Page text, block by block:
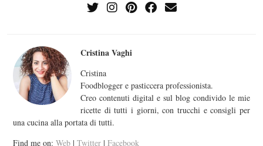
Cristina Vaghi
Cristina
Foodblogger e pasticcera professionista.
Creo contenuti digital e sul blog condivido le mie
ricette di tutti i giorni, con trucchi e consigli per
una cucina alla portata di tutti.
Find me on: Web | Twitter | Facebook